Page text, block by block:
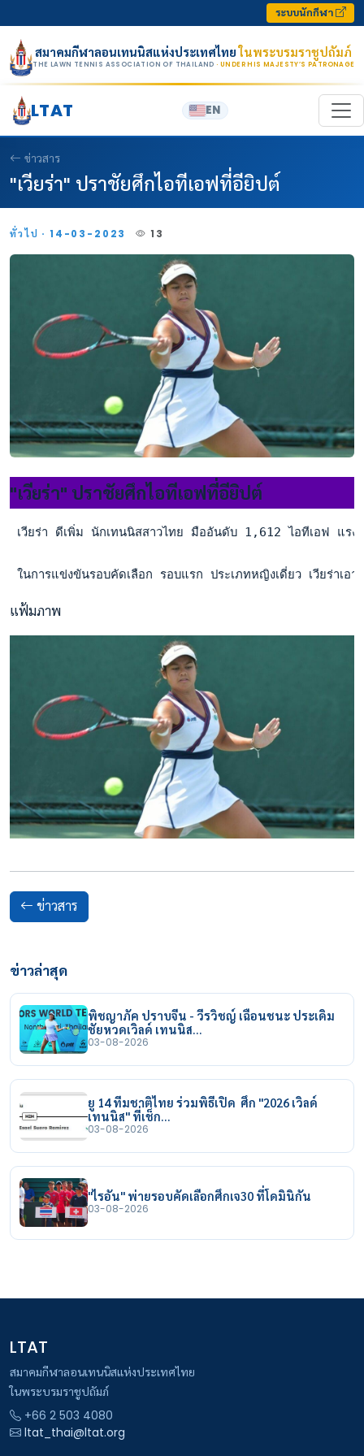
ระบบนักกีฬา
สมาคมกีฬาลอนเทนนิสแห่งประเทศไทยในพระบรมราชูปถัมภ์
THE LAWN TENNIS ASSOCIATION OF THAILAND · UNDER HIS MAJESTY’S PATRONAGE
LTAT EN
ข่าวสาร
"เวียร่า" ปราชัยศึกไอทีเอฟที่อียิปต์
ทั่วไป · 14-03-2023 13
"เวียร่า" ปราชัยศึกไอทีเอฟที่อียิปต์
เวียร่า ดีเพิ่ม นักเทนนิสสาวไทย มืออันดับ 1,612 ไอทีเอฟ แร
ในการแข่งขันรอบคัดเลือก รอบแรก ประเภทหญิงเดี่ยว เวียร่
แฟ้มภาพ
ข่าวสาร
ข่าวล่าสุด
พิชญาภัค ปราบจีน - วีรวิชญ์ เฉือนชนะ ประเดิม
ชัยหวดเวิลด์ เทนนิส…
03-08-2026
ยู 14 ทีมชาติไทย ร่วมพิธีเปิด ศึก "2026 เวิลด์
เทนนิส" ที่เช็ก…
03-08-2026
"ไรอัน" พ่ายรอบคัดเลือกศึกเจ30 ที่โดมินิกัน
03-08-2026
LTAT
สมาคมกีฬาลอนเทนนิสแห่งประเทศไทย
ในพระบรมราชูปถัมภ์
+66 2 503 4080
ltat_thai@ltat.org